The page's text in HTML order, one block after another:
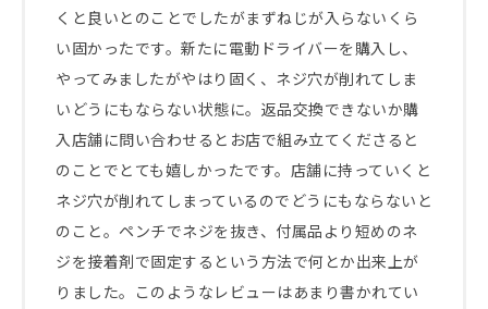
くと良いとのことでしたがまずねじが入らないくら
い固かったです。新たに電動ドライバーを購入し、
やってみましたがやはり固く、ネジ穴が削れてしま
いどうにもならない状態に。返品交換できないか購
入店舗に問い合わせるとお店で組み立てくださると
のことでとても嬉しかったです。店舗に持っていくと
ネジ穴が削れてしまっているのでどうにもならないと
のこと。ペンチでネジを抜き、付属品より短めのネ
ジを接着剤で固定するという方法で何とか出来上が
りました。このようなレビューはあまり書かれてい